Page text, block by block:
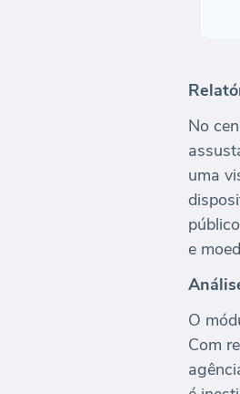
No
uma
e
O
Com